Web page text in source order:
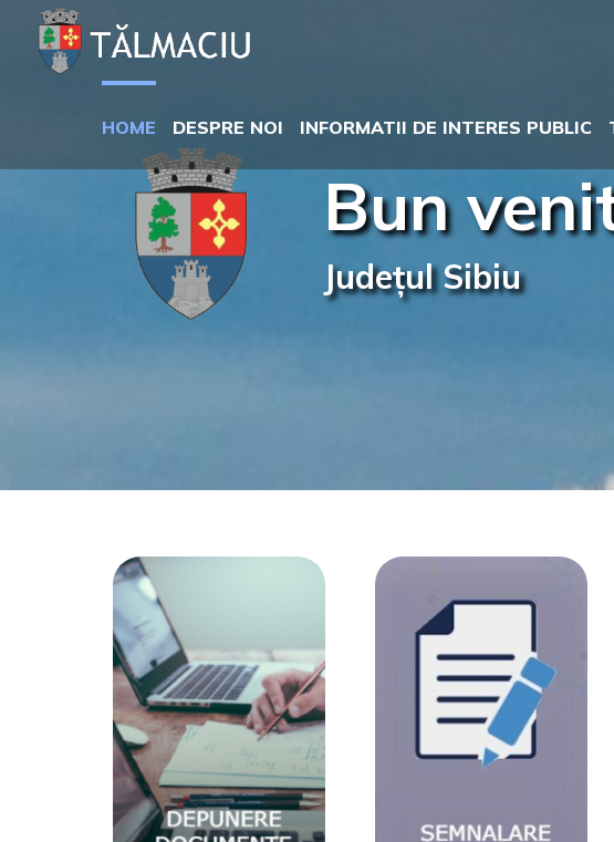
HOME
DESPRE NOI INFORMATII DE INTERES PUBLIC
Bun
Județul Sibiu